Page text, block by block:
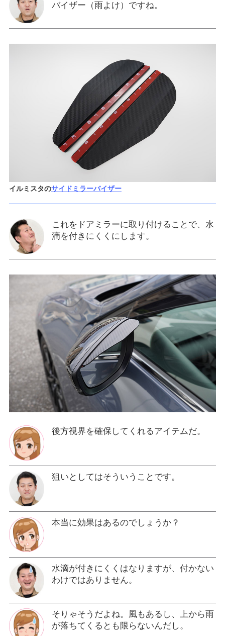
バイザー（雨よけ）ですね。
イルミスタのサイドミラーバイザー
これをドアミラーに取り付けることで、水
滴を付きにくくにします。
後方視界を確保してくれるアイテムだ。
狙いとしてはそういうことです。
本当に効果はあるのでしょうか？
水滴が付きにくくはなりますが、付かない
わけではありません。
そりゃそうだよね。風もあるし、上から雨
が落ちてくるとも限らないんだし。